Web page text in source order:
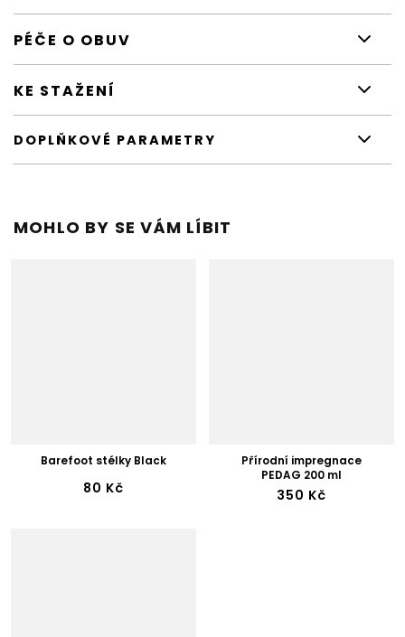
PÉČE O OBUV
KE STAŽENÍ
DOPLŇKOVÉ PARAMETRY
MOHLO BY SE VÁM LÍBIT
Barefoot stélky Black
80 Kč
Přírodní impregnace
PEDAG 200 ml
350 Kč